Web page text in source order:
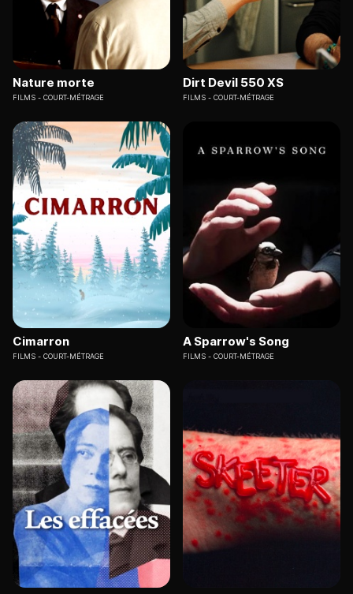
Nature morte
FILMS COURT-MÉTRAGE
Dirt Devil 550 XS
FILMS COURT-MÉTRAGE
Cimarron
FILMS COURT-MÉTRAGE
A Sparrow's Song
FILMS COURT-MÉTRAGE